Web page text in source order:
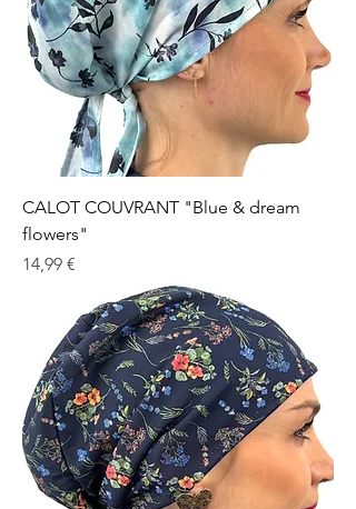
CALOT COUVRANT "Blue & dream
flowers"
Prix
14,99 €